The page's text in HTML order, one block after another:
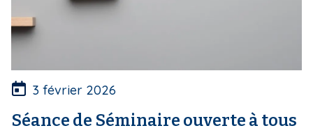
3 février 2026
Séance de Séminaire ouverte à tous